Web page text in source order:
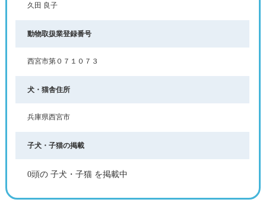
久田 良子
動物取扱業登録番号
西宮市第０７１０７３
犬・猫舎住所
兵庫県西宮市
子犬・子猫の掲載
0頭の 子犬・子猫 を掲載中